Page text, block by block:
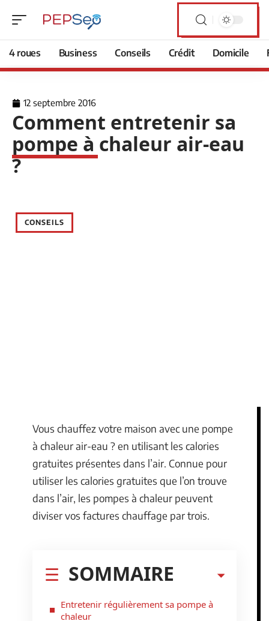
4 roues Business Conseils Crédit Domicile
12 septembre 2016
Comment entretenir sa
pompe à chaleur air-eau
?
CONSEILS
Vous chauffez votre maison avec une pompe
à chaleur air-eau ? en utilisant les calories
gratuites présentes dans l’air. Connue pour
utiliser les calories gratuites que l’on trouve
dans l’air, les pompes à chaleur peuvent
diviser vos factures chauffage par trois.
SOMMAIRE
Entretenir régulièrement sa pompe à
chaleur